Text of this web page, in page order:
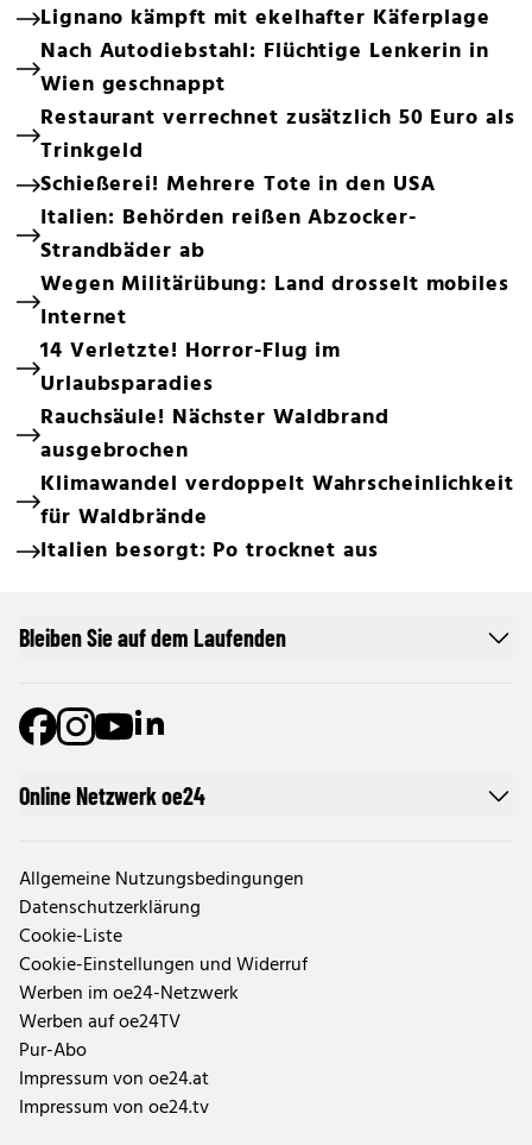
Lignano kämpft mit ekelhafter Käferplage
Nach Autodiebstahl: Flüchtige Lenkerin in
Wien geschnappt
Restaurant verrechnet zusätzlich 50 Euro als
Trinkgeld
Schießerei! Mehrere Tote in den USA
Italien: Behörden reißen Abzocker-
Strandbäder ab
Wegen Militärübung: Land drosselt mobiles
Internet
14 Verletzte! Horror-Flug im
Urlaubsparadies
Rauchsäule! Nächster Waldbrand
ausgebrochen
Klimawandel verdoppelt Wahrscheinlichkeit
für Waldbrände
Italien besorgt: Po trocknet aus
Online Netzwerk oe24
Allgemeine Nutzungsbedingungen
Datenschutzerklärung
Cookie-Liste
Cookie-Einstellungen und Widerruf
Werben im oe24-Netzwerk
Werben auf oe24TV
Pur-Abo
Impressum von oe24.at
Impressum von oe24.tv
Bleiben Sie auf dem Laufenden